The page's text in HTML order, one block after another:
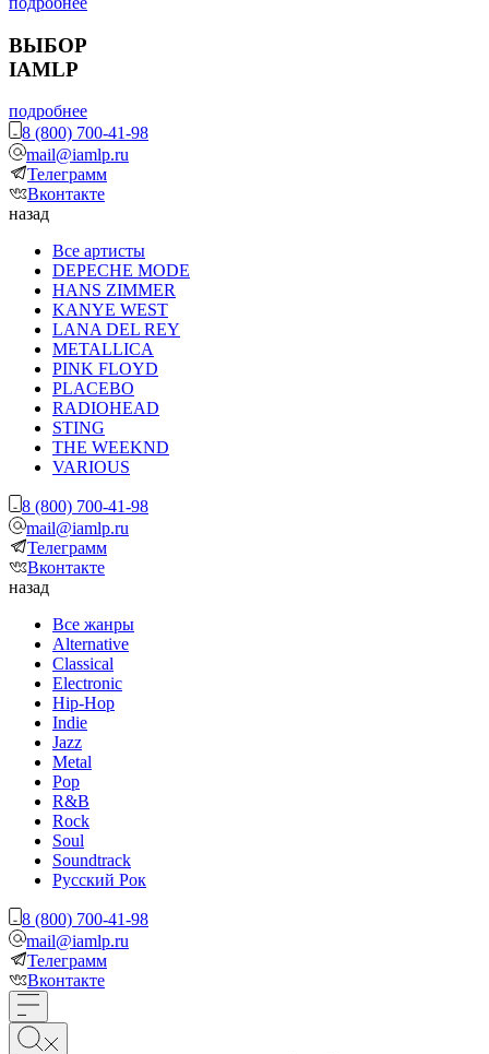
ВЫБОР
IAMLP
подробнее
8 (800) 700-41-98
mail@iamlp.ru
Телеграмм
Вконтакте
назад
Все артисты
DEPECHE MODE
HANS ZIMMER
KANYE WEST
LANA DEL REY
METALLICA
PINK FLOYD
PLACEBO
RADIOHEAD
STING
THE WEEKND
VARIOUS
8 (800) 700-41-98
mail@iamlp.ru
Телеграмм
Вконтакте
назад
Все жанры
Alternative
Classical
Electronic
Hip-Hop
Indie
Jazz
Metal
Pop
R&B
Rock
Soul
Soundtrack
Русский Рок
8 (800) 700-41-98
mail@iamlp.ru
Телеграмм
Вконтакте